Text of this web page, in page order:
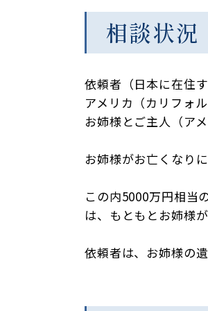
相談状況
依頼者（日本に在住
アメリカ（カリフォ
お姉様とご主人（ア
お姉様がお亡くなり
この内5000万円相当
は、もともとお姉様
依頼者は、お姉様の